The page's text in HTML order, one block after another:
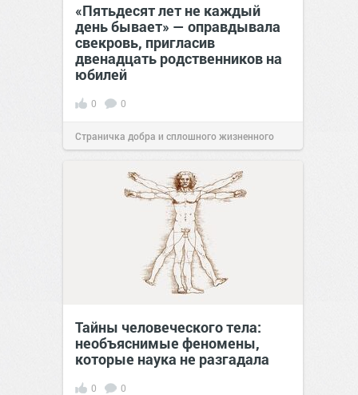
«Пятьдесят лет не каждый
день бывает» — оправдывала
свекровь, пригласив
двенадцать родственников на
юбилей
0 0
Страничка добра и сплошного жизненного
Тайны человеческого тела:
необъяснимые феномены,
которые наука не разгадала
0 0